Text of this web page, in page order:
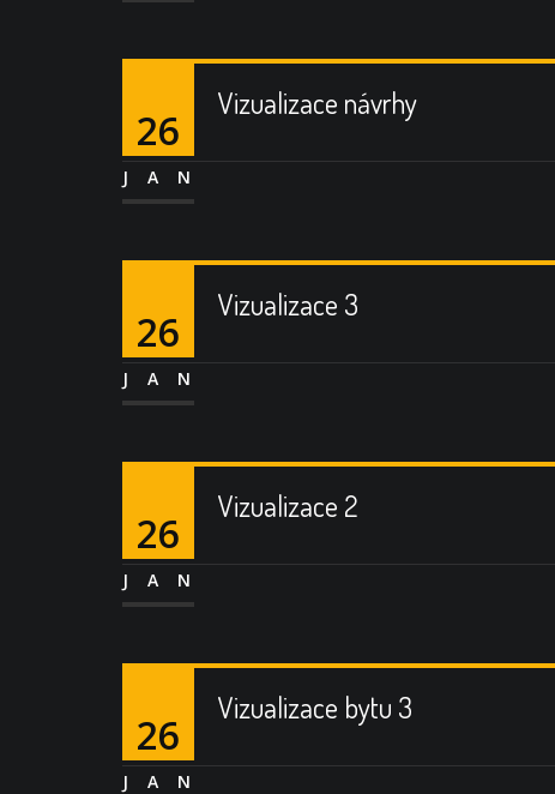
26
JAN
Vizualizace návrhy
26
JAN
Vizualizace 3
26
JAN
Vizualizace 2
26
JAN
Vizualizace bytu 3